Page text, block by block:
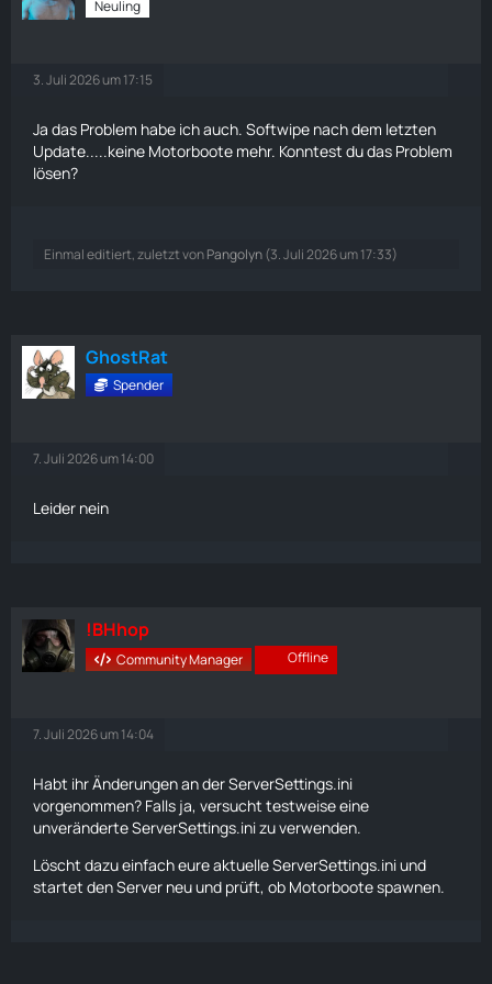
Neuling
3. Juli 2026 um 17:15
Ja das Problem habe ich auch. Softwipe nach dem letzten
Update.....keine Motorboote mehr. Konntest du das Problem
lösen?
Einmal editiert, zuletzt vonPangolyn(3. Juli 2026 um 17:33)
GhostRat
Spender
7. Juli 2026 um 14:00
Leider nein
!BHhop
Community Manager Offline
7. Juli 2026 um 14:04
Habt ihr Änderungen an derServerSettings.ini
vorgenommen? Falls ja, versucht testweise eine
unveränderteServerSettings.ini zu verwenden.
Löscht dazu einfach eure aktuelleServerSettings.ini und
startet den Server neu und prüft, ob Motorboote spawnen.